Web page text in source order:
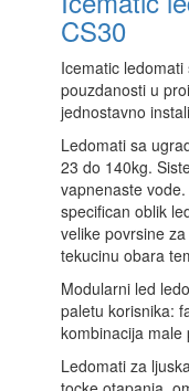
CS30
Icematic
pouzdanosti u
jednostavno
Ledomati sa
23 do 140kg.
vapnenaste
specifican oblik
velike povrsine
tekucinu obara
Modularni led
paletu korisnika:
kombinacija male
Ledomati za